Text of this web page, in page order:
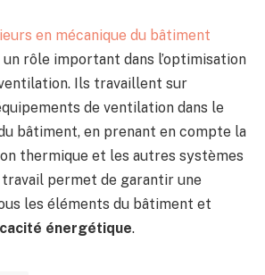
en mécanique du bâtiment
rôle important dans l’optimisation
Ils travaillent sur
de ventilation dans le
bâtiment, en prenant en compte la
thermique et les autres systèmes
travail permet de garantir une
les éléments du bâtiment et
énergétique.